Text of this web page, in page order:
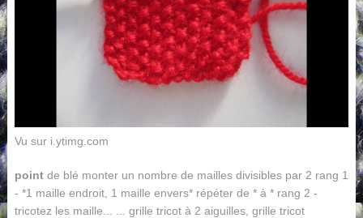
Vu sur i.ytimg.com
pointde blé monter un nombre de mailles divisibles par 2 rang 1
- *1 maille endroit, 1 maille envers* répéter de * à * rang 2 -
tricotez les maille... ... grille tricot à 2 aiguilles, grille tricot